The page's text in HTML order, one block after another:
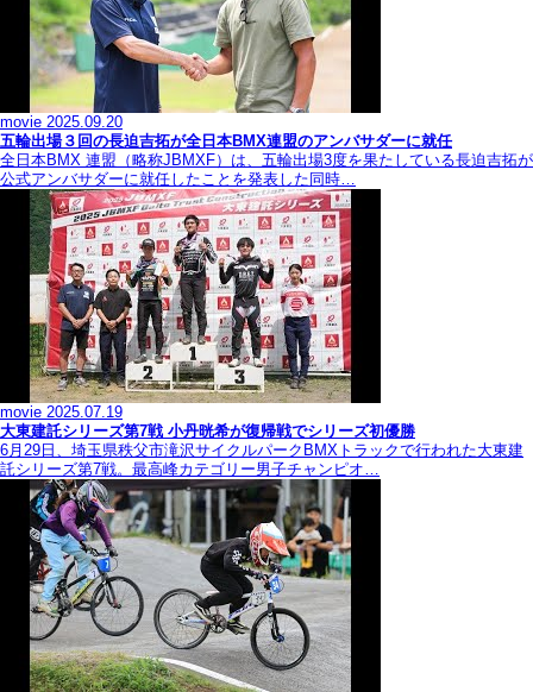
movie 2025.09.20
五輪出場３回の長迫吉拓が全日本BMX連盟のアンバサダーに就任
全日本BMX 連盟（略称JBMXF）は、五輪出場3度を果たしている長迫吉拓が
公式アンバサダーに就任したことを発表した同時…
movie 2025.07.19
大東建託シリーズ第7戦 ⼩丹晄希が復帰戦でシリーズ初優勝
6月29日、埼玉県秩父市滝沢サイクルパークBMXトラックで行われた大東建
託シリーズ第7戦。最高峰カテゴリー男子チャンピオ…